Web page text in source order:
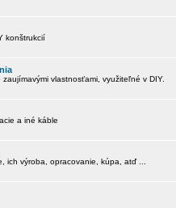
konštrukcií
vlastnosťami, využiteľné v DIY.
a iné káble
ich výroba, opracovanie, kúpa, atď ...